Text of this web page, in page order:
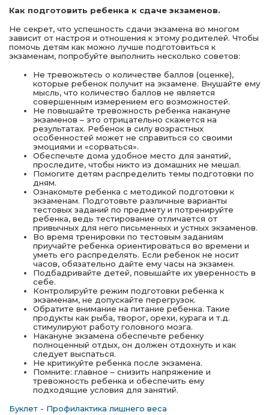
Как подготовить ребенка к сдаче экзаменов.
Не секрет, что успешность сдачи экзамена во многом
зависит от настроя и отношения к этому родителей. Чтобы
помочь детям как можно лучше подготовиться к
экзаменам, попробуйте выполнить несколько советов:
Не тревожьтесь о количестве баллов (оценке),
которые ребенок получит на экзамене. Внушайте ему
мысль, что количество баллов не является
совершенным измерением его возможностей.
Не повышайте тревожность ребенка накануне
экзаменов – это отрицательно скажется на
результатах. Ребенок в силу возрастных
особенностей может не справиться со своими
эмоциями и «сорваться».
Обеспечьте дома удобное место для занятий,
проследите, чтобы никто из домашних не мешал.
Помогите детям распределить темы подготовки по
дням.
Ознакомьте ребенка с методикой подготовки к
экзаменам. Подготовьте различные варианты
тестовых заданий по предмету и потренируйте
ребенка, ведь тестирование отличается от
привычных для него письменных и устных экзаменов.
Во время тренировки по тестовым заданиям
приучайте ребенка ориентироваться во времени и
уметь его распределять. Если ребенок не носит
часов, обязательно дайте ему часы на экзамен.
Подбадривайте детей, повышайте их уверенность в
себе.
Контролируйте режим подготовки ребенка к
экзаменам, не допускайте перегрузок.
Обратите внимание на питание ребенка. Такие
продукты как рыба, творог, орехи, курага и т.д.
стимулируют работу головного мозга.
Накануне экзамена обеспечьте ребенку
полноценный отдых, он должен отдохнуть и как
следует выспаться.
Не критикуйте ребенка после экзамена.
Помните: главное – снизить напряжение и
тревожность ребенка и обеспечить ему
подходящие условия для занятий.
Буклет - Профилактика лишнего веса